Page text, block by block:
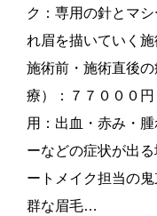
ク：専用の針とマ
れ眉を描いていく
施術前・施術直後
療）：７７０００
用：出血・赤み・
ーなどの症状が出
ートメイク担当の
群な眉毛…